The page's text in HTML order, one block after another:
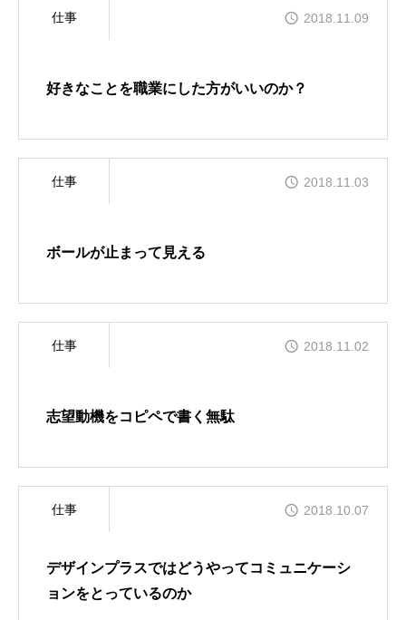
仕事 2018.11.09
好きなことを職業にした方がいいのか？
仕事 2018.11.03
ボールが止まって見える
仕事 2018.11.02
志望動機をコピペで書く無駄
仕事 2018.10.07
デザインプラスではどうやってコミュニケーシ
ョンをとっているのか